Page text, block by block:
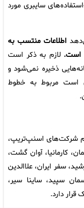
سایبری مورد
اطلاعات منتسب به
است. لازم به ذکر است
ذخیره نمی‌شود و
است مربوط به خطوط
شرکت‌های اسنپ‌تریپ،
کارمانیا، آوان گشت،
سفر ایران، علاالدین
سپید، ساینا سیر،
قرار دارد.